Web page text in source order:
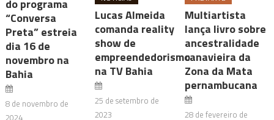
do programa
“Conversa
Preta” estreia
dia 16 de
novembro na
Bahia
8 de novembro de
Lucas Almeida
comanda reality
show de
empreendedorismo
na TV Bahia
25 de setembro de
2023
Multiartista
lança livro sobre
ancestralidade
canavieira da
Zona da Mata
pernambucana
28 de fevereiro de